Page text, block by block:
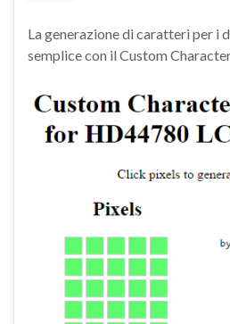
La generazione di caratteri per i
semplice con il Custom